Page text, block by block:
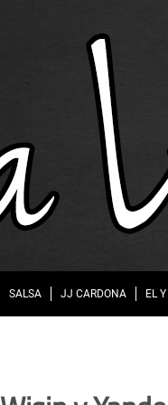
SALSA JJ CARDONA EL